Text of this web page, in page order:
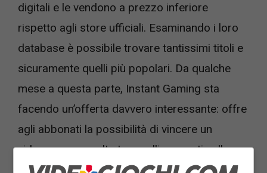
digitali e le vendono a prezzo inferiore
rispetto agli store ufficiali. Esaminando i loro
database è possibile trovare tantissimi titoli e
sicuramente quelli più popolari. Da qualche
mese a questa parte, Instant Gaming sta
facendo un’offerta davvero interessante: offre
agli abbonati la possibilità di vincere un
videogame a scelta tra quelli presenti nello
store.